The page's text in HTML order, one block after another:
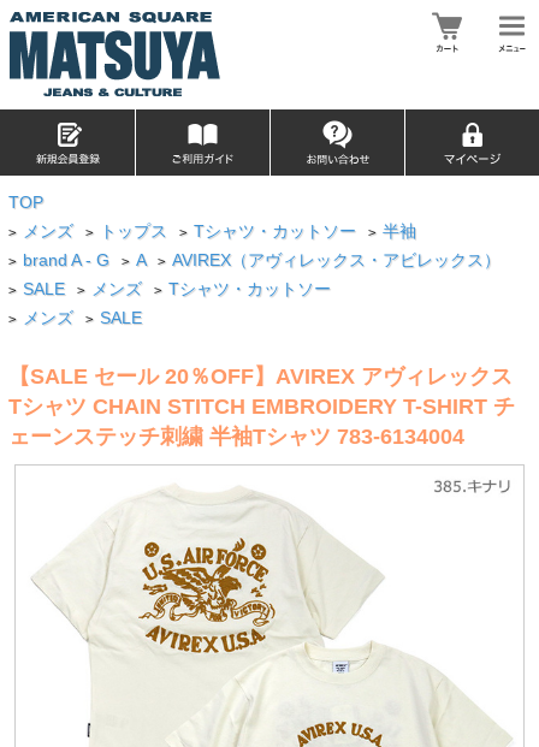
TOP
> メンズ > トップス > Tシャツ・カットソー > 半袖
> brand A - G > A > AVIREX（アヴィレックス・アビレックス）
> SALE > メンズ > Tシャツ・カットソー
> メンズ > SALE
【SALE セール 20％OFF】AVIREX アヴィレックス
Tシャツ CHAIN STITCH EMBROIDERY T-SHIRT チ
ェーンステッチ刺繍 半袖Tシャツ 783-6134004